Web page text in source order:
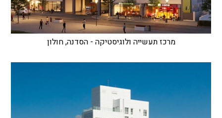
מרכז תעשייה ולוגיסטיקה - הסדנה, חולון